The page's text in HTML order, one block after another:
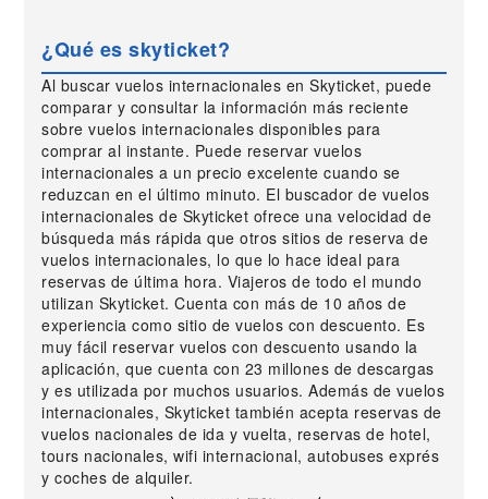
¿Qué es skyticket?
Al buscar vuelos internacionales en Skyticket, puede
comparar y consultar la información más reciente
sobre vuelos internacionales disponibles para
comprar al instante. Puede reservar vuelos
internacionales a un precio excelente cuando se
reduzcan en el último minuto. El buscador de vuelos
internacionales de Skyticket ofrece una velocidad de
búsqueda más rápida que otros sitios de reserva de
vuelos internacionales, lo que lo hace ideal para
reservas de última hora. Viajeros de todo el mundo
utilizan Skyticket. Cuenta con más de 10 años de
experiencia como sitio de vuelos con descuento. Es
muy fácil reservar vuelos con descuento usando la
aplicación, que cuenta con 23 millones de descargas
y es utilizada por muchos usuarios. Además de vuelos
internacionales, Skyticket también acepta reservas de
vuelos nacionales de ida y vuelta, reservas de hotel,
tours nacionales, wifi internacional, autobuses exprés
y coches de alquiler.